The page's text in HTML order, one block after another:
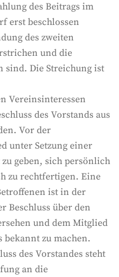
des Beitrags im
erst beschlossen
des zweiten
und die
sind. Die Streichung ist
Vereinsinteressen
des Vorstands aus
Vor der
unter Setzung einer
geben, sich persönlich
zu rechtfertigen. Eine
ist in der
Beschluss über den
und dem Mitglied
zu machen.
des Vorstandes steht
an die